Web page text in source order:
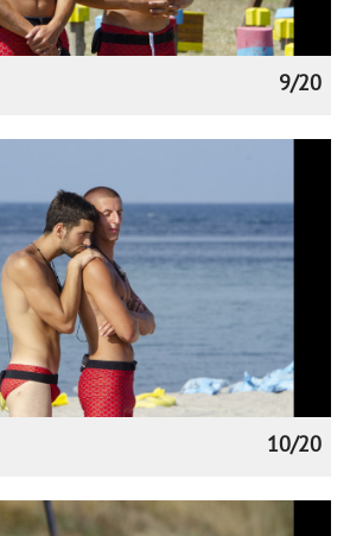
9/20
10/20